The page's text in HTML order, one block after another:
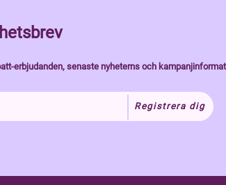
erbjudanden, senaste nyheterns och
Registrera dig